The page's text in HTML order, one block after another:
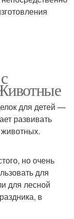
для детей —
развивать
но очень
для
для лесной
в